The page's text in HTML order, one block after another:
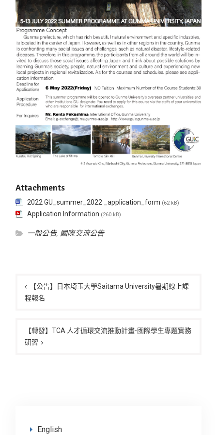
Attachments
2022 GU_summer_2022 _application_form (62 kB)
Application Information (260 kB)
一般公告, 國際交流公告
章
導
【公告】日本埼玉大學Saitama University暑期線上課
程報名
【轉發】TCA 人才循環交流推動計畫-國際學生專題實務
研習
English